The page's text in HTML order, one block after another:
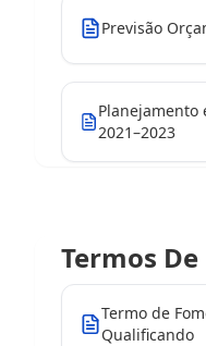
Previsão
Planejamento
2021–2023
Termos
Termo de
Qualificando